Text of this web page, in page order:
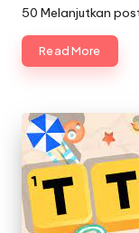
50 Melanjutkan
Read More